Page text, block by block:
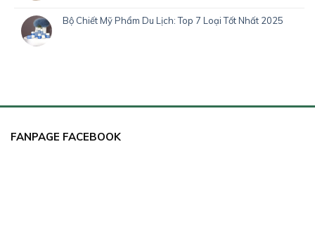
Bộ Chiết Mỹ Phẩm Du Lịch: Top 7 Loại Tốt Nhất 2025
FANPAGE FACEBOOK